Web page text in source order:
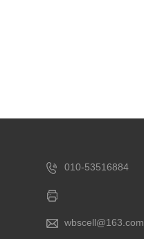
010-53516884
wbscell@163.com